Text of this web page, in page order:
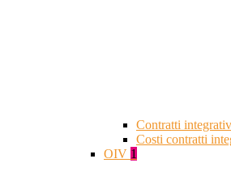
Contratti
Costi contratti
OIV 1